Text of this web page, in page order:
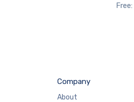
Free:
Company
About